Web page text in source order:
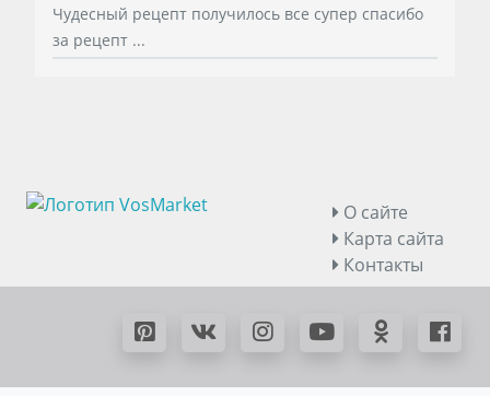
Чудесный рецепт получилось все супер спасибо
за рецепт ...
О сайте
Карта сайта
Контакты